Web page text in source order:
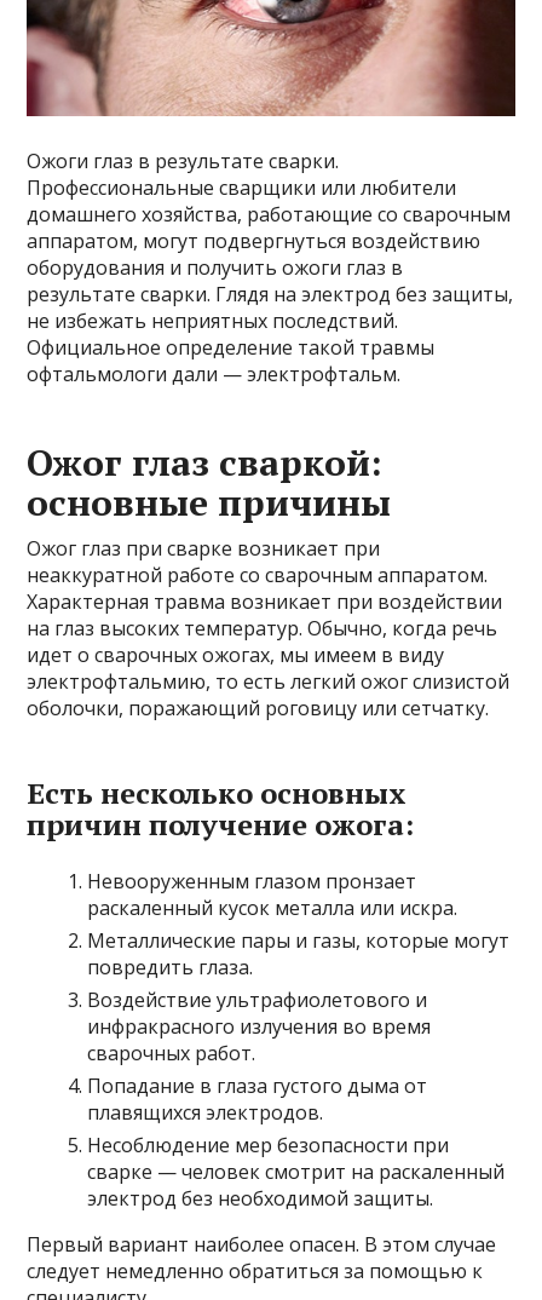
Ожоги глаз в результате сварки.
Профессиональные сварщики или любители
домашнего хозяйства, работающие со сварочным
аппаратом, могут подвергнуться воздействию
оборудования и получить ожоги глаз в
результате сварки. Глядя на электрод без защиты,
не избежать неприятных последствий.
Официальное определение такой травмы
офтальмологи дали — электрофтальм.
Ожог глаз сваркой:
основные причины
Ожог глаз при сварке возникает при
неаккуратной работе со сварочным аппаратом.
Характерная травма возникает при воздействии
на глаз высоких температур. Обычно, когда речь
идет о сварочных ожогах, мы имеем в виду
электрофтальмию, то есть легкий ожог слизистой
оболочки, поражающий роговицу или сетчатку.
Есть несколько основных
причин получение ожога:
Невооруженным глазом пронзает
раскаленный кусок металла или искра.
Металлические пары и газы, которые могут
повредить глаза.
Воздействие ультрафиолетового и
инфракрасного излучения во время
сварочных работ.
Попадание в глаза густого дыма от
плавящихся электродов.
Несоблюдение мер безопасности при
сварке — человек смотрит на раскаленный
электрод без необходимой защиты.
Первый вариант наиболее опасен. В этом случае
следует немедленно обратиться за помощью к